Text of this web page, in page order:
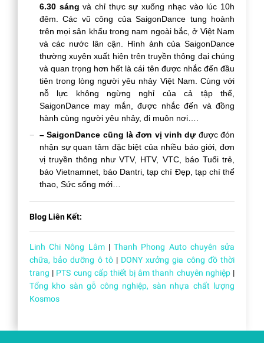
6.30 sáng và chỉ thực sự xuống nhạc vào lúc 10h
đêm. Các vũ công của SaigonDance tung hoành
trên mọi sân khấu trong nam ngoài bắc, ở Việt Nam
và các nước lân cận. Hình ảnh của SaigonDance
thường xuyên xuất hiện trên truyền thông đại chúng
và quan trọng hơn hết là cái tên được nhắc đến đầu
tiên trong lòng người yêu nhảy Việt Nam. Cùng với
nỗ lực không ngừng nghỉ của cả tập thể,
SaigonDance may mắn, được nhắc đến và đồng
hành cùng người yêu nhảy, đi muôn nơi….
– SaigonDance cũng là đơn vị vinh dựđược đón
nhận sự quan tâm đặc biệt của nhiều báo giới, đơn
vị truyền thông như VTV, HTV, VTC, báo Tuổi trẻ,
báo Vietnamnet, báo Dantri, tạp chí Đẹp, tạp chí thể
thao, Sức sống mới…
Blog Liên Kết:
Linh Chi Nông Lâm|Thanh Phong Auto chuyên sửa
chữa, bảo dưỡng ô tô| DONY xưởng gia công đồ thời
trang | PTS cung cấp thiết bị âm thanh chuyên nghiệp|
Tổng kho sàn gỗ công nghiệp, sàn nhựa chất lượng
Kosmos